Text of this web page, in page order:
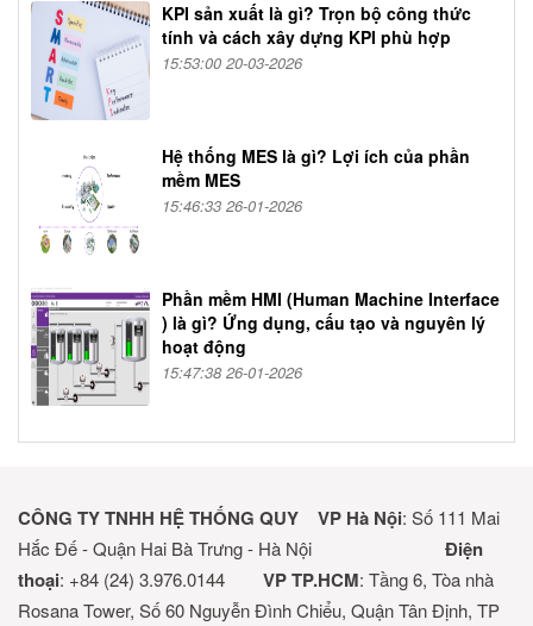
KPI sản xuất là gì? Trọn bộ công thức
tính và cách xây dựng KPI phù hợp
15:53:00 20-03-2026
Hệ thống MES là gì? Lợi ích của phần
mềm MES
15:46:33 26-01-2026
Phần mềm HMI (Human Machine Interface
) là gì? Ứng dụng, cấu tạo và nguyên lý
hoạt động
15:47:38 26-01-2026
CÔNG TY TNHH HỆ THỐNG QUY VP Hà Nội: Số 111 Mai
Hắc Đế - Quận Hai Bà Trưng - Hà Nội Điện
thoại: +84 (24) 3.976.0144 VP TP.HCM: Tầng 6, Tòa nhà
Rosana Tower, Số 60 Nguyễn Đình Chiểu, Quận Tân Định, TP